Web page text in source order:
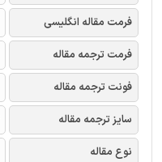
فرمت مقاله انگلیسی
فرمت ترجمه مقاله
فونت ترجمه مقاله
سایز ترجمه مقاله
نوع مقاله